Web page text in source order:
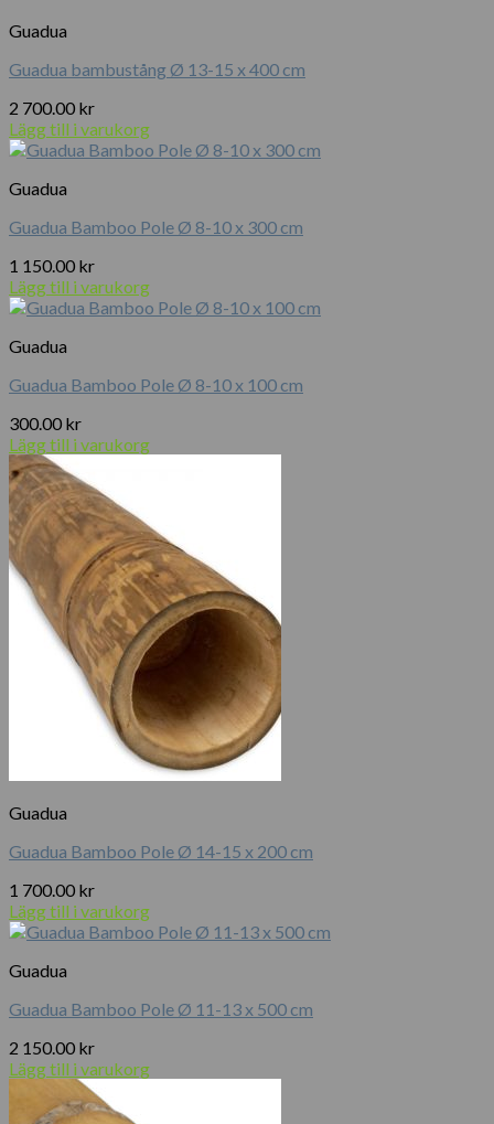
Guadua
Guadua bambustång Ø 13-15 x 400 cm
2 700.00 kr
Lägg till i varukorg
Guadua
Guadua Bamboo Pole Ø 8-10 x 300 cm
1 150.00 kr
Lägg till i varukorg
Guadua
Guadua Bamboo Pole Ø 8-10 x 100 cm
300.00 kr
Lägg till i varukorg
Guadua
Guadua Bamboo Pole Ø 14-15 x 200 cm
1 700.00 kr
Lägg till i varukorg
Guadua
Guadua Bamboo Pole Ø 11-13 x 500 cm
2 150.00 kr
Lägg till i varukorg